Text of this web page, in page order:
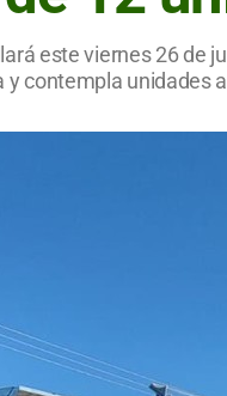
este viernes 26
contempla